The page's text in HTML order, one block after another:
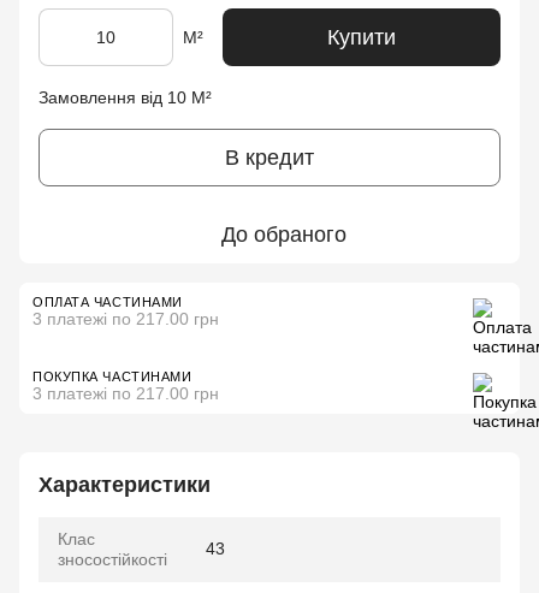
М² Купити
Замовлення від 10 М²
В кредит
До обраного
ОПЛАТА ЧАСТИНАМИ
3 платежі по 217.00 грн
ПОКУПКА ЧАСТИНАМИ
3 платежі по 217.00 грн
Характеристики
Клас
зносостійкості
43